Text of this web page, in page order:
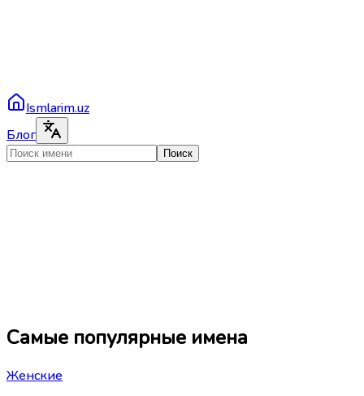
Ismlarim.uz
Блог
Поиск
Самые популярные имена
Женские